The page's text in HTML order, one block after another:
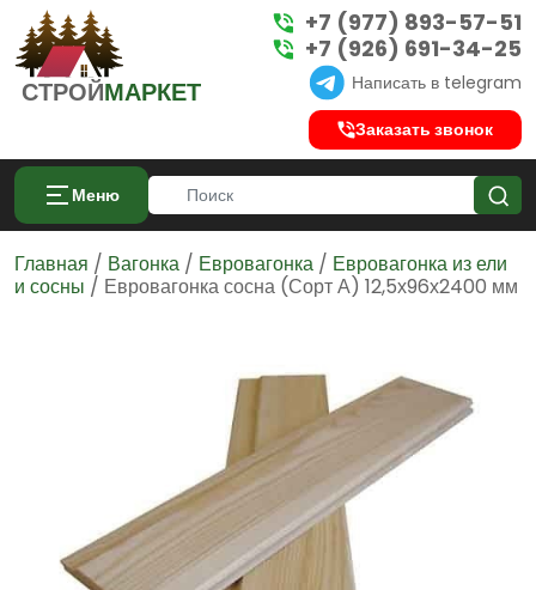
СТРОЙМАРКЕТ
+7 (977) 893-57-51
+7 (926) 691-34-25
Написать в telegram
Заказать звонок
Меню
Главная / Вагонка / Евровагонка / Евровагонка из ели
и сосны / Евровагонка сосна (Сорт А) 12,5х96х2400 мм